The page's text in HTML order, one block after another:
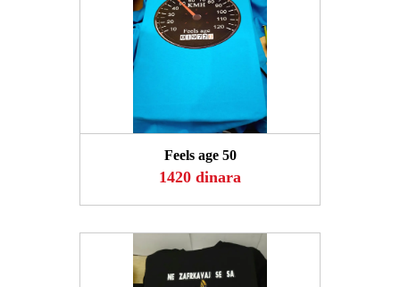
Feels age 50
1420 dinara